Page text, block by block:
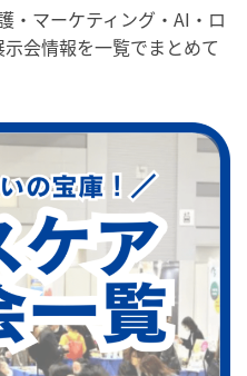
・マーケティング・AI・ロ
会情報を一覧でまとめて